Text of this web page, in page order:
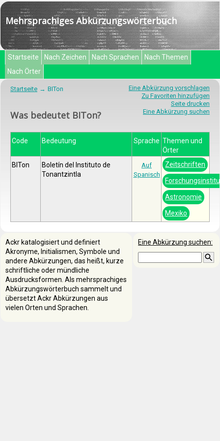
Mehrsprachiges Abkürzungswörterbuch
Startseite Nach Zeichen Nach Sprachen
Nach Themen
Nach Örter
Eine Abkürzung vorschlagen
Zu Favoriten hinzufügen
Seite drucken
Eine Abkürzung suchen
Startseite BITon
Was bedeutet BITon?
Code Bedeutung Sprache Themen und
Örter
BITon
Boletín del Instituto de
Tonantzintla
Auf
Spanisch
Zeitschriften
Astronomie
Mexiko
Eine Abkürzung suchen:
Ackr katalogisiert und definiert
Akronyme, Initialismen, Symbole und
andere Abkürzungen, das heißt, kurze
schriftliche oder mündliche
Ausdrucksformen. Als mehrsprachiges
Abkürzungswörterbuch sammelt und
übersetzt Ackr Abkürzungen aus
vielen Orten und Sprachen.